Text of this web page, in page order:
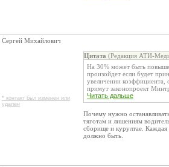
Сергей Михайлович
* контакт был изменен или
удален
Цитата (Редакция АТИ-
На 30% может быть
произойдет если будет
увеличении
примут законопроект
Читать дальше
Почему нужно
тяготам и лишениям
сборище и курултае. Каждая
должно быть.